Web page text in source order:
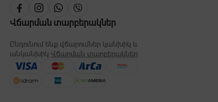
Վճարման տարբերակներ
Ընդունում ենք վճարումներ կանխիկ և
անկանխիկ Վճարման տարբերակներ